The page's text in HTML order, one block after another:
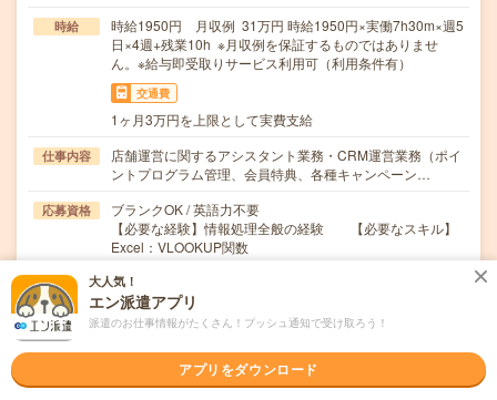
時給
時給1950円 月収例 31万円 時給1950円×実働7h30m×週5
日×4週+残業10h ※月収例を保証するものではありませ
ん。※給与即受取りサービス利用可（利用条件有）
交通費
1ヶ月3万円を上限として実費支給
仕事内容
店舗運営に関するアシスタント業務・CRM運営業務（ポイ
ントプログラム管理、会員特典、各種キャンペーン…
応募資格
ブランクOK / 英語力不要
【必要な経験】情報処理全般の経験 【必要なスキル】
Excel：VLOOKUP関数
職場の雰囲気
職場の様子
活気がある
大人気！
エン派遣アプリ
派遣のお仕事情報がたくさん！プッシュ通知で受け取ろう！
アプリをダウンロード